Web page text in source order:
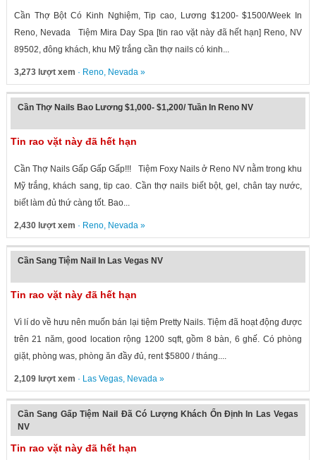
Cần Thợ Bột Có Kinh Nghiệm, Tip cao, Lương $1200- $1500/Week In
Reno, Nevada Tiệm Mira Day Spa [tin rao vặt này đã hết hạn] Reno, NV
89502, đông khách, khu Mỹ trắng cần thợ nails có kinh...
3,273 lượt xem · Reno, Nevada»
Cần Thợ Nails Bao Lương $1,000- $1,200/ Tuần In Reno NV
Tin rao vặt này đã hết hạn
Cần Thợ Nails Gấp Gấp Gấp!!! Tiệm Foxy Nails ở Reno NV nằm trong khu
Mỹ trắng, khách sang, tip cao. Cần thợ nails biết bột, gel, chân tay nước,
biết làm đủ thứ càng tốt. Bao...
2,430 lượt xem · Reno, Nevada»
Cần Sang Tiệm Nail In Las Vegas NV
Tin rao vặt này đã hết hạn
Vì lí do về hưu nên muốn bán lại tiệm Pretty Nails. Tiệm đã hoạt động được
trên 21 năm, good location rộng 1200 sqft, gồm 8 bàn, 6 ghế. Có phòng
giặt, phòng was, phòng ăn đầy đủ, rent $5800 / tháng....
2,109 lượt xem · Las Vegas, Nevada»
Cần Sang Gấp Tiệm Nail Đã Có Lượng Khách Ổn Định In Las Vegas
NV
Tin rao vặt này đã hết hạn